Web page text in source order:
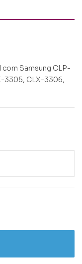
Samsung CLP-
3305, CLX-3306,